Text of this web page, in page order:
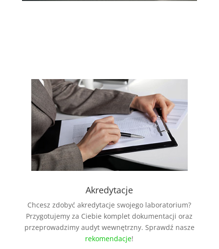
Akredytacje
Chcesz zdobyć akredytacje swojego laboratorium?
Przygotujemy za Ciebie komplet dokumentacji oraz
przeprowadzimy audyt wewnętrzny. Sprawdź nasze
rekomendacje!